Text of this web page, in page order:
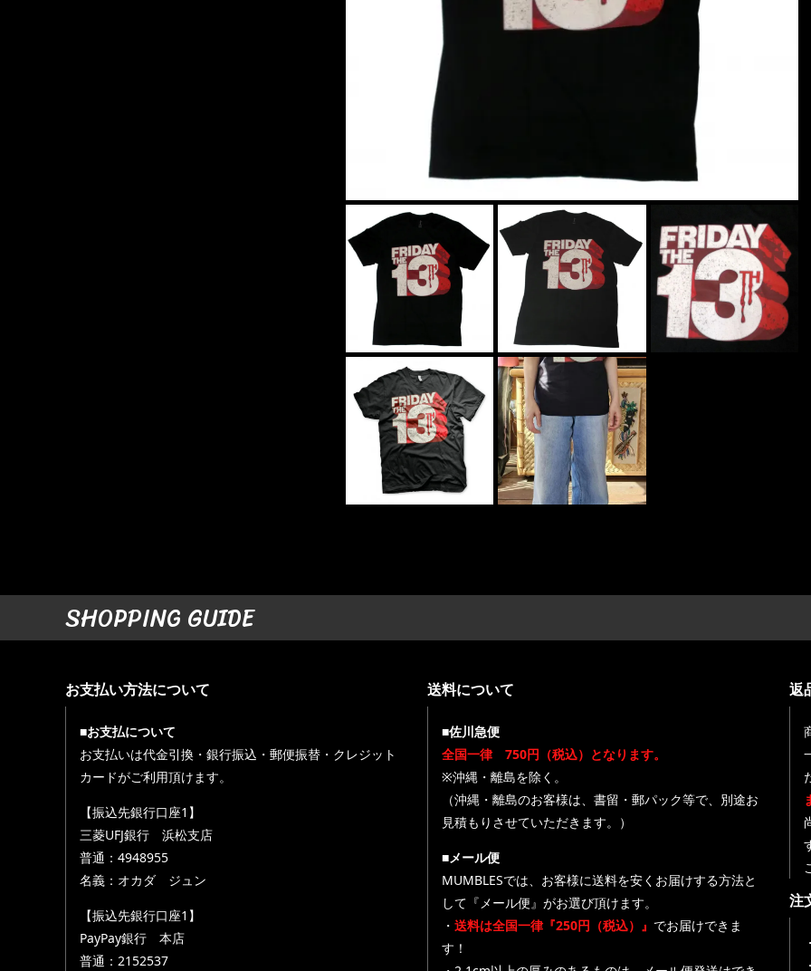
SHOPPING GUIDE
お支払い方法について
■お支払について
お支払いは代金引換・銀行振込・郵便振替・クレジット
カードがご利用頂けます。
【振込先銀行口座1】
三菱UFJ銀行 浜松支店
普通：4948955
名義：オカダ ジュン
【振込先銀行口座1】
PayPay銀行 本店
普通：2152537
送料について
■佐川急便
全国一律 750円（税込）となります。
※沖縄・離島を除く。
（沖縄・離島のお客様は、書留・郵パック等で、別途お
見積もりさせていただきます。）
■メール便
MUMBLESでは、お客様に送料を安くお届けする方法と
して『メール便』がお選び頂けます。
・ 送料は全国一律『250円（税込）』 でお届けできま
す！
返
注